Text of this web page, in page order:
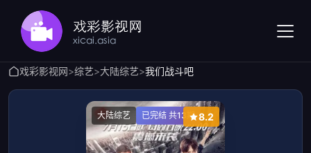
戏彩影视网>综艺>大陆综艺>我们战斗吧
大陆综艺 已完结 共13期 8.2